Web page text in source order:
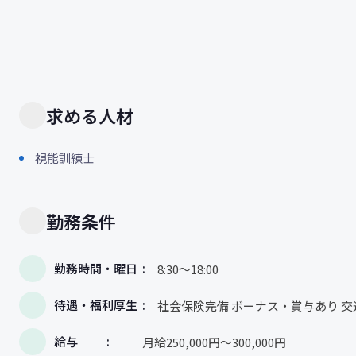
求める人材
視能訓練士
勤務条件
勤務時間・曜日 8:30～18:00
待遇・福利厚生 社会保険完備 ボーナス・賞与あり
給与 月給250,000円〜300,000円